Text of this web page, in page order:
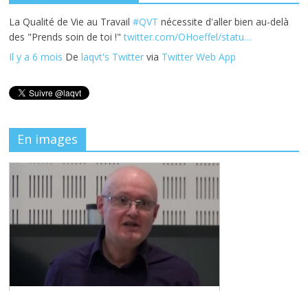
La Qualité de Vie au Travail#QVT nécessite d'aller bien au-delà
des "Prends soin de toi !"twitter.com/OHoeffel/statu…
Il y a 6 mois Delaqvt's Twitter via Twitter Web App
En images